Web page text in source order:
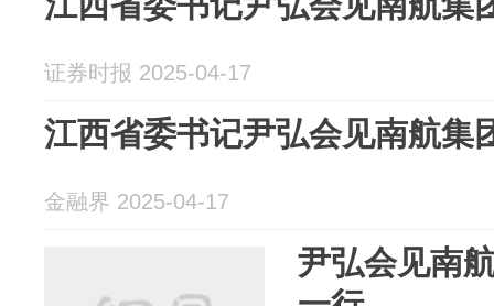
证券时报 2025-04-17
江西省委书记尹弘会见南航集
金融界 2025-04-17
尹弘会见南